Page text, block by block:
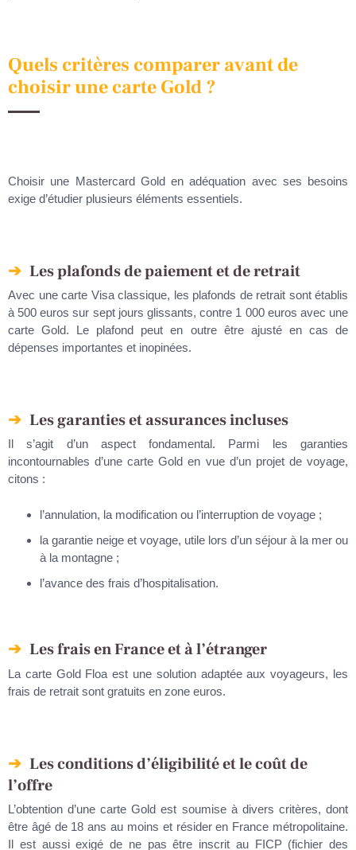
Quels critères comparer avant de
choisir une carte Gold ?
Choisir une Mastercard Gold en adéquation avec ses besoins
exige d’étudier plusieurs éléments essentiels.
Les plafonds de paiement et de retrait
Avec une carte Visa classique, les plafonds de retrait sont établis
à 500 euros sur sept jours glissants, contre 1 000 euros avec une
carte Gold. Le plafond peut en outre être ajusté en cas de
dépenses importantes et inopinées.
Les garanties et assurances incluses
Il s’agit d’un aspect fondamental. Parmi les garanties
incontournables d’une carte Gold en vue d’un projet de voyage,
citons :
l’annulation, la modification ou l’interruption de voyage ;
la garantie neige et voyage, utile lors d’un séjour à la mer ou
à la montagne ;
l’avance des frais d’hospitalisation.
Les frais en France et à l’étranger
La carte Gold Floa est une solution adaptée aux voyageurs, les
frais de retrait sont gratuits en zone euros.
Les conditions d’éligibilité et le coût de
l’offre
L’obtention d’une carte Gold est soumise à divers critères, dont
être âgé de 18 ans au moins et résider en France métropolitaine.
Il est aussi exigé de ne pas être inscrit au FICP (fichier des